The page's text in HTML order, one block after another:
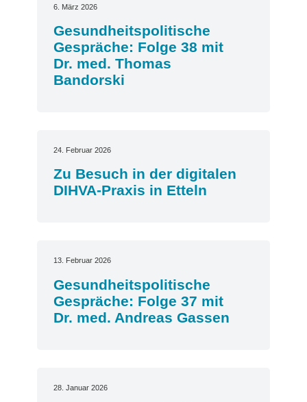
6. März 2026
Gesundheitspolitische
Gespräche: Folge 38 mit
Dr. med. Thomas
Bandorski
24. Februar 2026
Zu Besuch in der digitalen
DIHVA-Praxis in Etteln
13. Februar 2026
Gesundheitspolitische
Gespräche: Folge 37 mit
Dr. med. Andreas Gassen
28. Januar 2026